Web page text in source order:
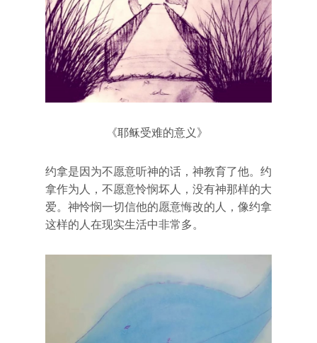
《耶稣受难的意义­­》
约拿是因为不愿意听神的话，神教育了他。约
拿作为人，不愿意怜悯坏人，没有神那样的大
爱。神怜悯一切信他的愿意悔改的人，像约拿
这样的人在现实生活中非常多。